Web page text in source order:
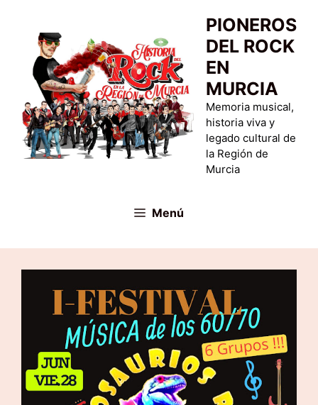
contenido
PIONEROS
DEL ROCK
EN
MURCIA
Memoria musical,
historia viva y
legado cultural de
la Región de
Murcia
Menú